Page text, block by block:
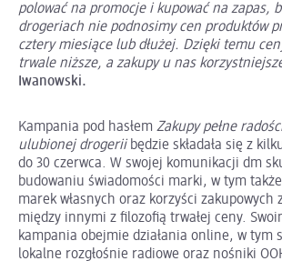
polować na promocje i kupować na zapas,
drogeriach nie podnosimy cen produktów
cztery miesiące lub dłużej. Dzięki temu
trwale niższe, a zakupy u nas
Iwanowski.
Kampania pod hasłem Zakupy pełne
ulubionej drogeriibędzie składała się z
do 30 czerwca. W swojej komunikacji dm
budowaniu świadomości marki, w tym
marek własnych oraz korzyści zakupowych
między innymi z filozofią trwałej ceny.
kampania obejmie działania online, w tym
lokalne rozgłośnie radiowe oraz nośniki